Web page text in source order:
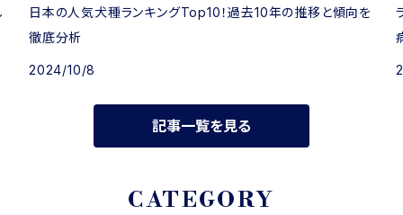
日本の人気犬種ランキングTop10！過去10年の推移と傾向を
徹底分析
2024/10/8
記事一覧を見る
CATEGORY